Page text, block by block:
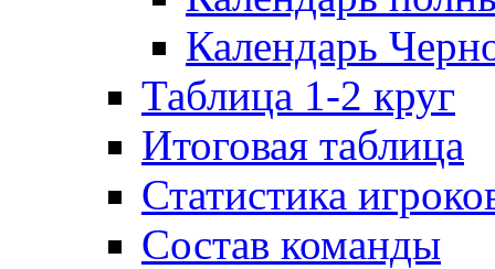
Календарь
Таблица 1-2 круг
Итоговая таблица
Статистика
Состав команды